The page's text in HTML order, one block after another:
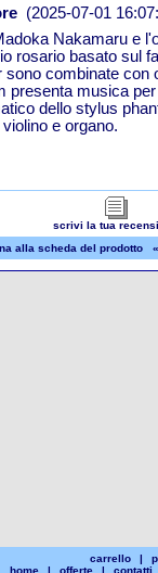
(2025-07-01
Nakamaru e
rosario basato sul
sono combinate con
presenta musica
dello stylus
e organo.
scrivi la tua
alla scheda del prodotto
carrello |
home
| offerte | contatti